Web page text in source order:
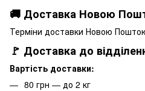
🚚 Доставка Новою
Терміни доставки Новою
🚩 Доставка до
Вартість доставки:
80 грн — до 2 кг